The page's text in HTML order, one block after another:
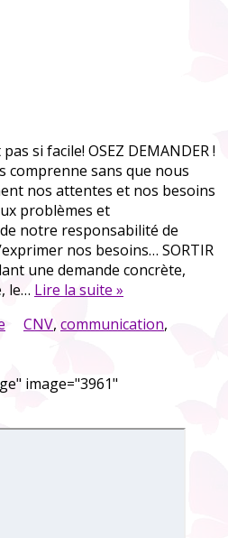
si facile! OSEZ DEMANDER !
comprenne sans que nous
nos attentes et nos besoins
problèmes et
notre responsabilité de
nos besoins… SORTIR
une demande concrète,
le… Lire la suite »
CNV, communication,
image="3961"